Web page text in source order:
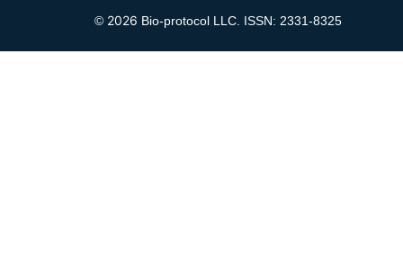
© 2026 Bio-protocol LLC. ISSN: 2331-8325